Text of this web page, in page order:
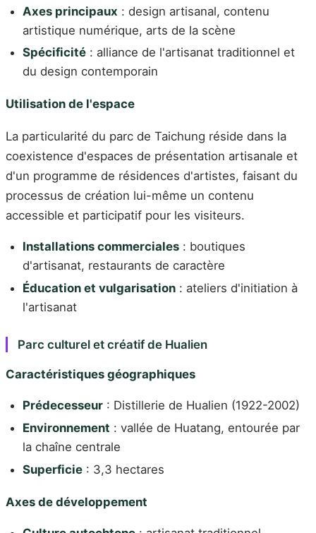
Axes principaux : design artisanal, contenu
artistique numérique, arts de la scène
Spécificité : alliance de l'artisanat traditionnel et
du design contemporain
Utilisation de l'espace
La particularité du parc de Taichung réside dans la
coexistence d'espaces de présentation artisanale et
d'un programme de résidences d'artistes, faisant du
processus de création lui-même un contenu
accessible et participatif pour les visiteurs.
Installations commerciales : boutiques
d'artisanat, restaurants de caractère
Éducation et vulgarisation : ateliers d'initiation à
l'artisanat
Parc culturel et créatif de Hualien
Caractéristiques géographiques
Prédecesseur : Distillerie de Hualien (1922-2002)
Environnement : vallée de Huatang, entourée par
la chaîne centrale
Superficie : 3,3 hectares
Axes de développement